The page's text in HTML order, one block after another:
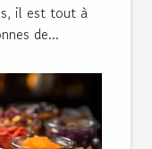
il est tout à
de...